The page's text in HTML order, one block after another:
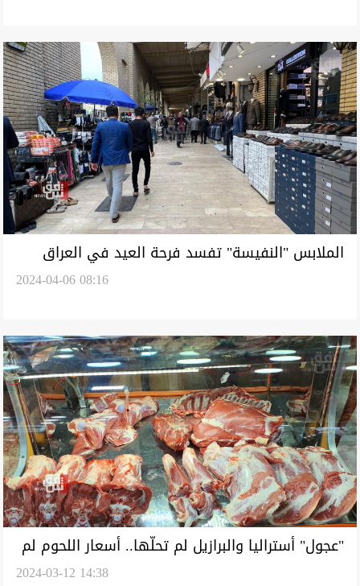
الملابس "النفيسة" تفسد فرحة العيد في العراق
2024-04-06 08:16
"عجول" أستراليا والبرازيل لم تحلّها.. أسعار اللحوم لم
2024-03-12 14:38